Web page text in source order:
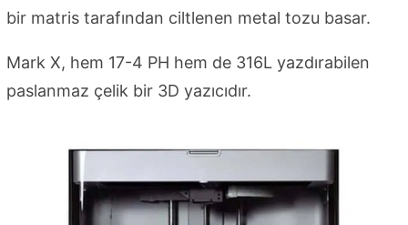
bir matris tarafından ciltlenen metal tozu basar.
Mark X, hem 17-4 PH hem de 316L yazdırabilen
paslanmaz çelik bir 3D yazıcıdır.